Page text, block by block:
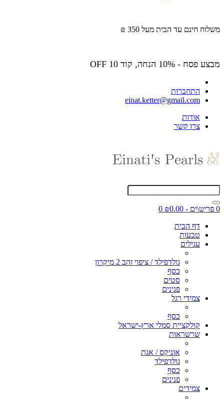
משלוח חינם עד הבית מעל 350 ₪
מבצע פסח - 10% הנחה, קוד OFF 10
התחברות
einat.ketter@gmail.com
אודות
צרו קשר
0 פריט\ים - ₪0.00
0
דף הבית
טבעות
עגילים
גולדפילד / ציפוי זהב 2 מיקרון
כסף
סטים
פנינים
צמידי רגל
כסף
קולקציית סמלי ארץ-ישראל
שרשראות
אוניקס / אגת
גולדפילד
כסף
פנינים
צמידים